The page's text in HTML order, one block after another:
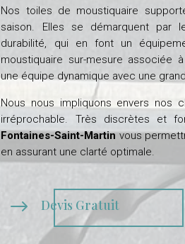
Nos toiles de moustiquaire
saison. Elles se démarquent par
durabilité, qui en font un
moustiquaire sur-mesure associée
une équipe dynamique avec une
Nous nous impliquons envers nos
irréprochable. Très discrètes et
Fontaines-Saint-Martinvous
en assurant une clarté optimale.
$ Devis Gratuit